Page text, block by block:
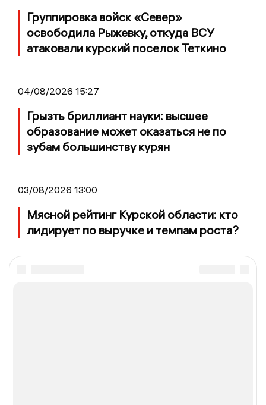
Группировка войск «Север»
освободила Рыжевку, откуда ВСУ
атаковали курский поселок Теткино
04/08/2026 15:27
Грызть бриллиант науки: высшее
образование может оказаться не по
зубам большинству курян
03/08/2026 13:00
Мясной рейтинг Курской области: кто
лидирует по выручке и темпам роста?